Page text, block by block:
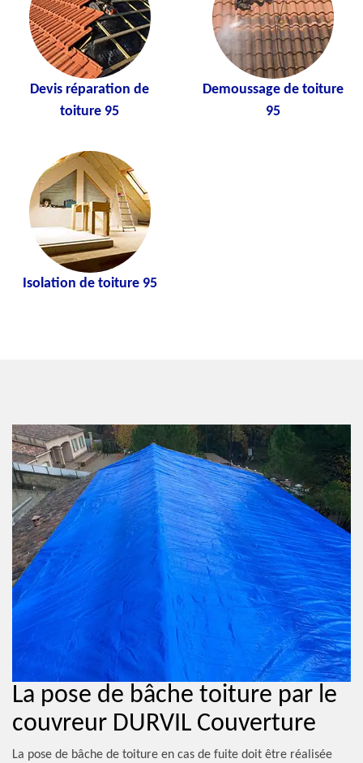
Devis réparation de
toiture 95
Demoussage de toiture
95
Isolation de toiture 95
La pose de bâche toiture par le
couvreur DURVIL Couverture
La pose de bâche de toiture en cas de fuite doit être réalisée